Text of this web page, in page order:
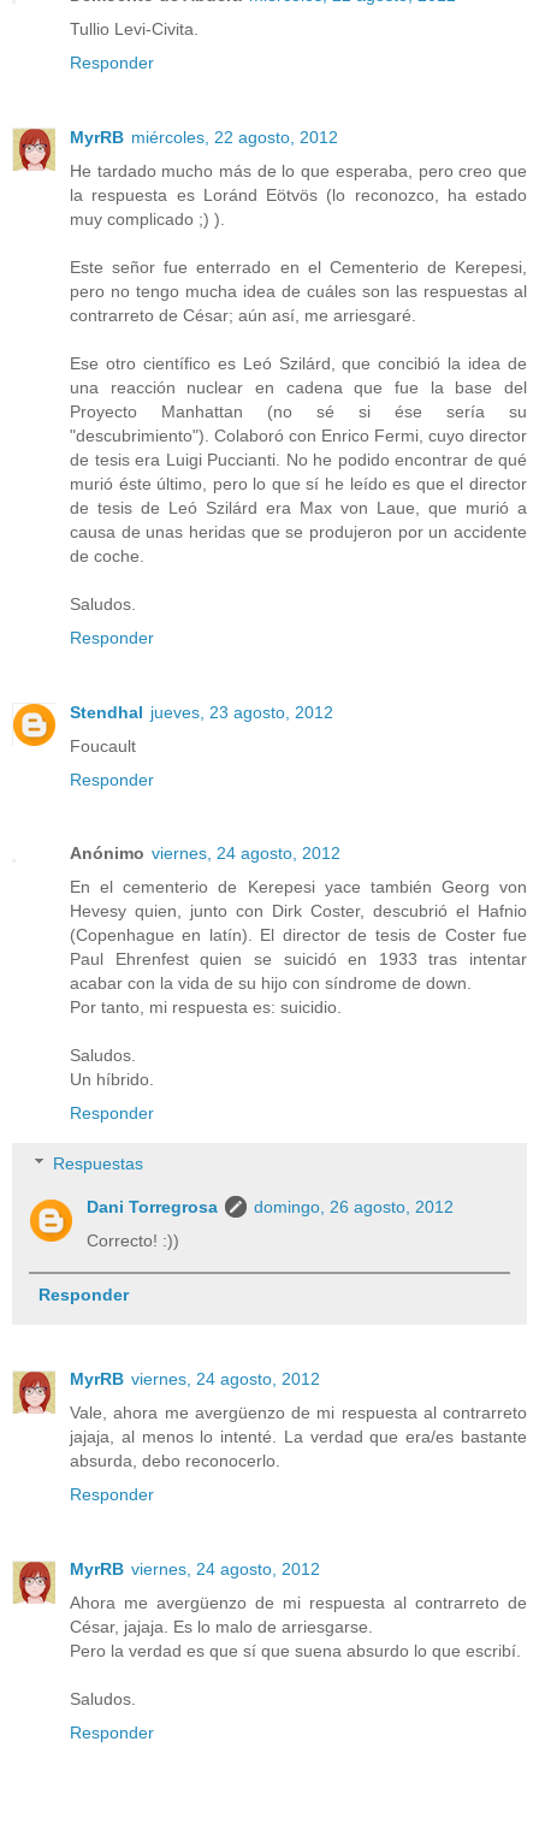
Tullio Levi-Civita.
Responder
MyrRB miércoles, 22 agosto, 2012
He tardado mucho más de lo que esperaba, pero creo que
la respuesta es Loránd Eötvös (lo reconozco, ha estado
muy complicado ;) ).
Este señor fue enterrado en el Cementerio de Kerepesi,
pero no tengo mucha idea de cuáles son las respuestas al
contrarreto de César; aún así, me arriesgaré.
Ese otro científico es Leó Szilárd, que concibió la idea de
una reacción nuclear en cadena que fue la base del
Proyecto Manhattan (no sé si ése sería su
"descubrimiento"). Colaboró con Enrico Fermi, cuyo director
de tesis era Luigi Puccianti. No he podido encontrar de qué
murió éste último, pero lo que sí he leído es que el director
de tesis de Leó Szilárd era Max von Laue, que murió a
causa de unas heridas que se produjeron por un accidente
de coche.
Saludos.
Responder
Stendhal jueves, 23 agosto, 2012
Foucault
Responder
Anónimo viernes, 24 agosto, 2012
En el cementerio de Kerepesi yace también Georg von
Hevesy quien, junto con Dirk Coster, descubrió el Hafnio
(Copenhague en latín). El director de tesis de Coster fue
Paul Ehrenfest quien se suicidó en 1933 tras intentar
acabar con la vida de su hijo con síndrome de down.
Por tanto, mi respuesta es: suicidio.
Saludos.
Un híbrido.
Responder
Respuestas
Dani Torregrosa
domingo, 26 agosto, 2012
Correcto! :))
Responder
MyrRB viernes, 24 agosto, 2012
Vale, ahora me avergüenzo de mi respuesta al contrarreto
jajaja, al menos lo intenté. La verdad que era/es bastante
absurda, debo reconocerlo.
Responder
MyrRB viernes, 24 agosto, 2012
Ahora me avergüenzo de mi respuesta al contrarreto de
César, jajaja. Es lo malo de arriesgarse.
Pero la verdad es que sí que suena absurdo lo que escribí.
Saludos.
Responder